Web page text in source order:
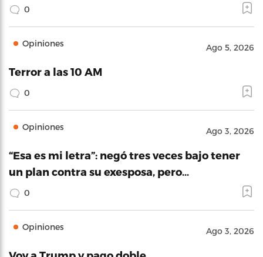
0
Opiniones Ago 5, 2026
Terror a las 10 AM
0
Opiniones Ago 3, 2026
“Esa es mi letra”: negó tres veces bajo tener
un plan contra su exesposa, pero…
0
Opiniones Ago 3, 2026